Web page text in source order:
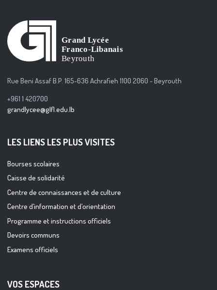
Rue Beni Assaf B.P. 165-636 Achrafieh 1100 2060 - Beyrouth
+961 1 420700
grandlycee@glfl.edu.lb
LES LIENS LES PLUS VISITES
Bourses scolaires
Caisse de solidarité
Centre de connaissances et de culture
Centre d’information et d’orientation
Programme et instructions officiels
Devoirs communs
Examens officiels
VOS ESPACES